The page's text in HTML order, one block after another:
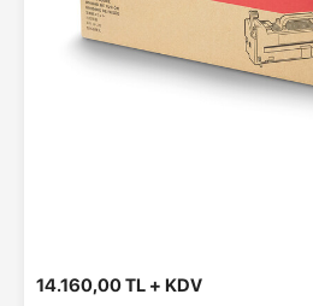
14.160,00 TL + KDV